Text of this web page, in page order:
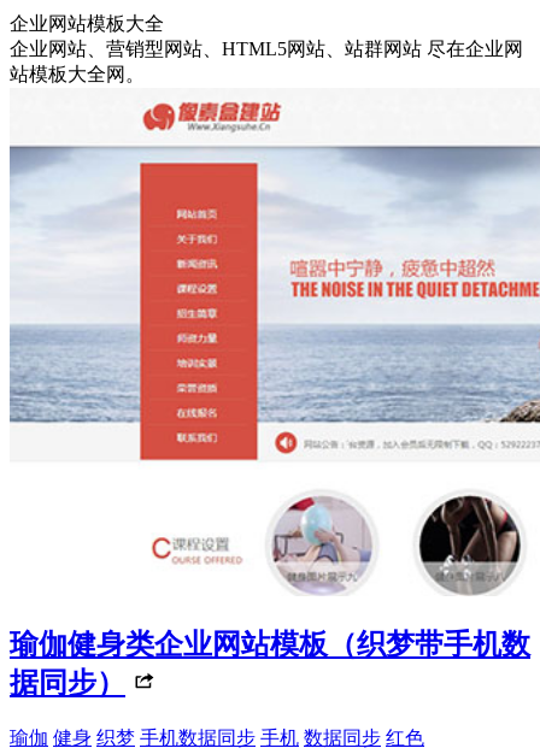
企业网站模板大全
企业网站
营销型网站 HTML5网站 站群网站 尽在企业网
站模板大全网。
瑜伽健身类企业网站模板（织梦带手机数
据同步）
瑜伽 健身 织梦 手机数据同步 手机 数据同步 红色